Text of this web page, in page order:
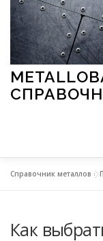
Перейти к содержимому
МЕТАЛЛЫ И
Справочник металлов »
Как